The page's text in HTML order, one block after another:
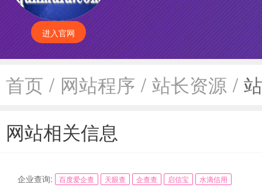
进入官网
首页 / 网站程序 / 站长资源 /
网站相关信息
企业查询: 百度爱企查 天眼查 企查查 启信宝 水滴信用